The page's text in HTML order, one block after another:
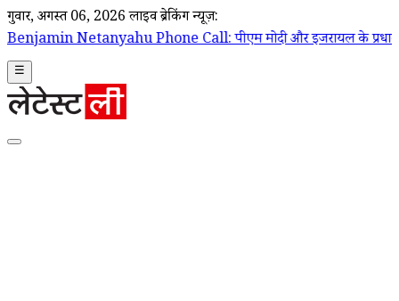
गुरूवार, अगस्त 06, 2026 लाइव ब्रेकिंग न्यूज़:
Phone Call: पीएम मोदी और इजरायल के प्रधानमंत्री बेंजामिन
☰